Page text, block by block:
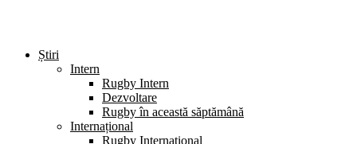
Știri
Intern
Rugby Intern
Dezvoltare
Rugby în această săptămână
Internațional
Rugby Internațional